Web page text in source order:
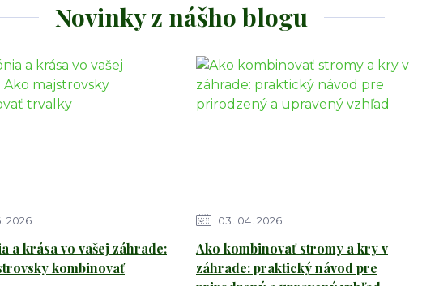
Novinky z nášho blogu
2026
a krása vo vašej záhrade:
kombinovať
03 04 2026
Ako kombinovať stromy a kry v
záhrade: praktický návod pre